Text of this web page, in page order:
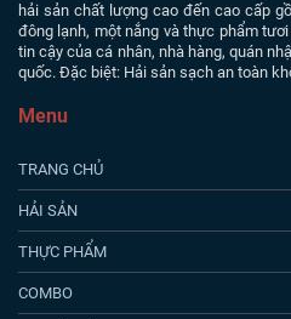
hải sản chất lượng cao đến cao cấp
đông lạnh, một nắng và thực phẩm
tin cậy của cá nhân, nhà hàng, quán
quốc. Đặc biệt: Hải sản sạch an toàn
Menu
TRANG CHỦ
HẢI SẢN
THỰC PHẨM
COMBO